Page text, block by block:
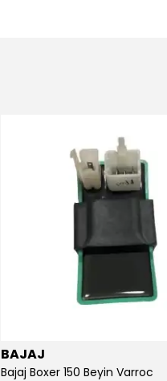
BAJAJ
Bajaj Boxer 150 Beyin Varroc